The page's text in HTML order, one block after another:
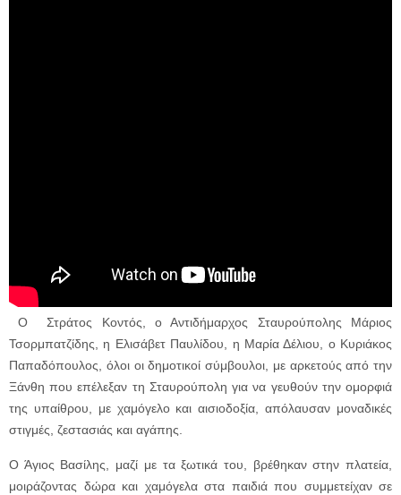
Ο Στράτος Κοντός, ο Αντιδήμαρχος Σταυρούπολης Μάριος
Τσορμπατζίδης, η Ελισάβετ Παυλίδου, η Μαρία Δέλιου, ο Κυριάκος
Παπαδόπουλος, όλοι οι δημοτικοί σύμβουλοι, με αρκετούς από την
Ξάνθη που επέλεξαν τη Σταυρούπολη για να γευθούν την ομορφιά
της υπαίθρου, με χαμόγελο και αισιοδοξία, απόλαυσαν μοναδικές
στιγμές, ζεστασιάς και αγάπης.
Ο Άγιος Βασίλης, μαζί με τα ξωτικά του, βρέθηκαν στην πλατεία,
μοιράζοντας δώρα και χαμόγελα στα παιδιά που συμμετείχαν σε